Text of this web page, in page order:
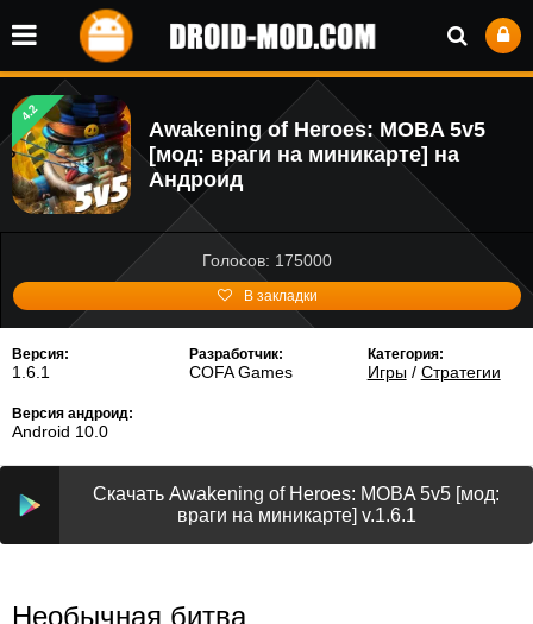
4.2
Awakening of Heroes: MOBA 5v5
[мод: враги на миникарте] на
Андроид
Голосов: 175000
В закладки
Версия:
1.6.1
Разработчик:
COFA Games
Категория:
Игры/ Стратегии
Версия андроид:
Android 10.0
Скачать Awakening of Heroes: MOBA 5v5 [мод:
враги на миникарте] v.1.6.1
Необычная битва